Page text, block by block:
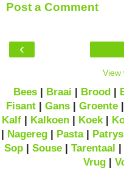
Post a Comment
‹
View
Bees| Braai | Brood|
Fisant | Gans | Groente |
Kalf | Kalkoen | Koek |
| Nagereg| Pasta| Patrys
Sop| Souse| Tarentaal |
Vrug |